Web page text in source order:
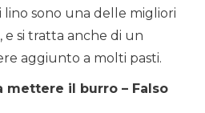
lino sono una delle migliori
si tratta anche di un
aggiunto a molti pasti.
mettere il burro – Falso